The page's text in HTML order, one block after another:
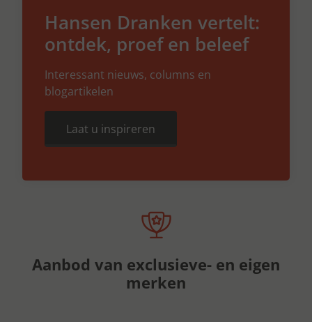
Hansen Dranken vertelt:
ontdek, proef en beleef
Interessant nieuws, columns en
blogartikelen
Laat u inspireren
Aanbod van exclusieve- en eigen
merken